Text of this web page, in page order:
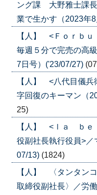
ング課 大野雅士課
業で生かす（2023年
【人】 <Ｆｏｒｂ
毎週５分で完売の高
7日号）('23/07/27)
【人】 <八代目儀
字回復のキーマン（
25)
【人】 <ｌａ ｂ
役副社長執行役員>
07/13) (1824)
【人】 〈タンタン
取締役副社長〉／労